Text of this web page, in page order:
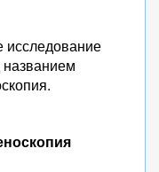
исследование
названием